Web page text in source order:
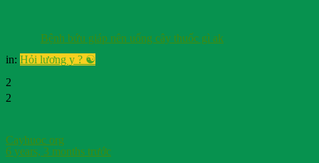
Bệnh bứu giáp nên uống cây thuốc gì ak
in: Hỏi lương y ? ☯️
2
2
Cayhuoc org
6 years, 3 months trước